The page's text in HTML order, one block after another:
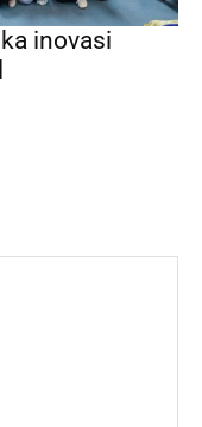
inovasi